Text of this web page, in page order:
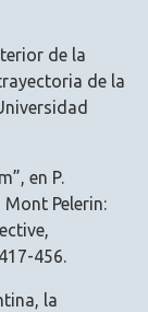
de la
de la
en P.
Pelerin:
456.
la